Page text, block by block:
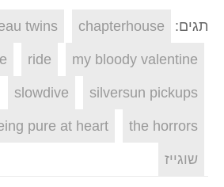
תגים: chapterhouse
twins
my bloody valentine
ride
silversun pickups
slowdive
the horrors
pure at heart
שוגייז